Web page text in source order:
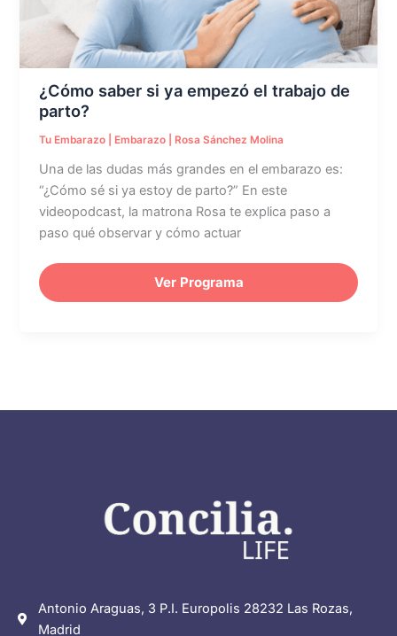
¿Cómo saber si ya empezó el trabajo de
parto?
Tu Embarazo Embarazo Rosa Sánchez Molina
Una de las dudas más grandes en el embarazo es:
“¿Cómo sé si ya estoy de parto?” En este
videopodcast, la matrona Rosa te explica paso a
paso qué observar y cómo actuar
parto?
Ver Programa
Antonio Araguas, 3 P.I. Europolis 28232 Las Rozas,
Madrid